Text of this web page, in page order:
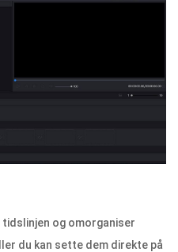
og omorganiser
du kan sette dem direkte på